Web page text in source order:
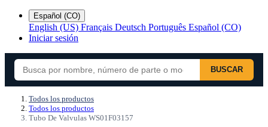
Español (CO)
English (US) Français Deutsch Português Español (CO)
Iniciar sesión
BUSCAR
Todos los productos
Todos los productos
Tubo De Valvulas WS01F03157